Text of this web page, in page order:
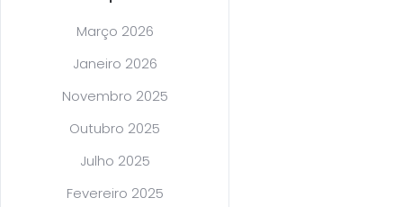
Março 2026
Janeiro 2026
Novembro 2025
Outubro 2025
Julho 2025
Fevereiro 2025